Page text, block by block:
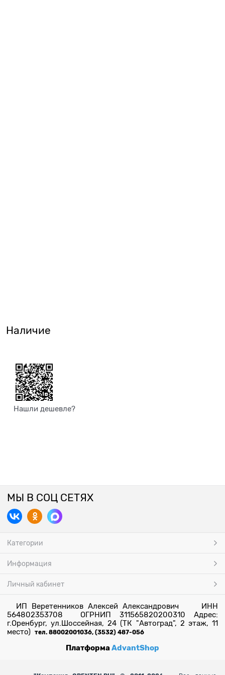
Наличие
Нашли дешевле?
МЫ В СОЦ СЕТЯХ
Категории
Информация
Личный кабинет
ИП Веретенников Алексей Александрович ИНН
564802353708 ОГРНИП 311565820200310 Адрес:
г.Оренбург, ул.Шоссейная, 24 (ТК "Автоград", 2 этаж, 11
место) тел. 88002001036, (3532) 487-056
ПлатформаAdvantShop